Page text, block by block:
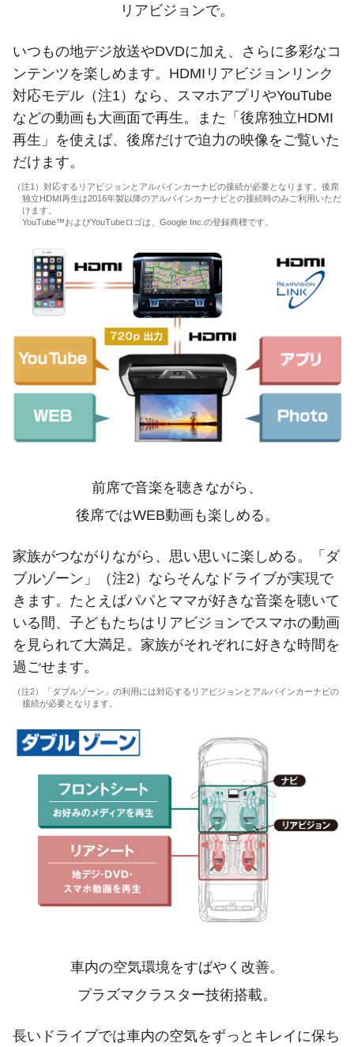
リアビジョンで。
いつもの地デジ放送やDVDに加え、さらに多彩なコ
ンテンツを楽しめます。HDMIリアビジョンリンク
対応モデル（注1）なら、スマホアプリやYouTube
などの動画も大画面で再生。また「後席独立HDMI
再生」を使えば、後席だけで迫力の映像をご覧いた
だけます。
（注1）対応するリアビジョンとアルパインカーナビの接続が必要となります。後席
独立HDMI再生は2016年製以降のアルパインカーナビとの接続時のみご利用いただ
けます。
YouTube™およびYouTubeロゴは、Google Inc.の登録商標です。
前席で音楽を聴きながら、
後席ではWEB動画も楽しめる。
家族がつながりながら、思い思いに楽しめる。「ダ
ブルゾーン」（注2）ならそんなドライブが実現で
きます。たとえばパパとママが好きな音楽を聴いて
いる間、子どもたちはリアビジョンでスマホの動画
を見られて大満足。家族がそれぞれに好きな時間を
過ごせます。
（注2）「ダブルゾーン」の利用には対応するリアビジョンとアルパインカーナビの
接続が必要となります。
車内の空気環境をすばやく改善。
プラズマクラスター技術搭載。
長いドライブでは車内の空気をずっとキレイに保ち